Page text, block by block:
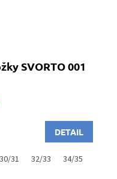
SVORTO 001
DETAIL
30/31 32/33 34/35